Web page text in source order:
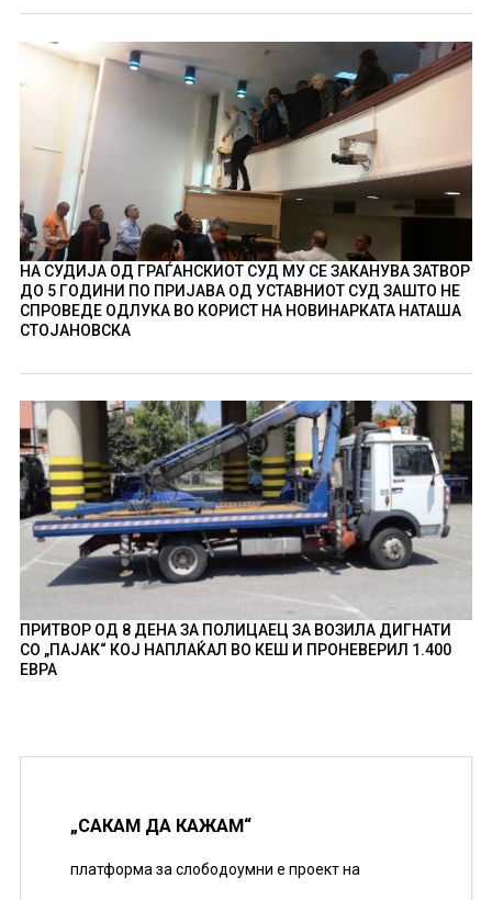
НА СУДИЈА ОД ГРАЃАНСКИОТ СУД МУ СЕ ЗАКАНУВА ЗАТВОР
ДО 5 ГОДИНИ ПО ПРИЈАВА ОД УСТАВНИОТ СУД ЗАШТО НЕ
СПРОВЕДЕ ОДЛУКА ВО КОРИСТ НА НОВИНАРКАТА НАТАША
СТОЈАНОВСКА
ПРИТВОР ОД 8 ДЕНА ЗА ПОЛИЦАЕЦ ЗА ВОЗИЛА ДИГНАТИ
СО „ПАЈАК“ КОЈ НАПЛАЌАЛ ВО КЕШ И ПРОНЕВЕРИЛ 1.400
ЕВРА
„САКАМ ДА КАЖАМ“
платформа за слободоумни е проект на